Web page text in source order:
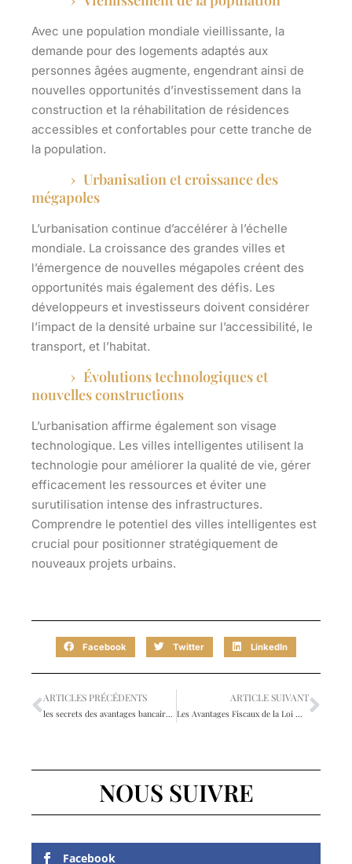
Avec une population mondiale vieillissante, la
demande pour des logements adaptés aux
personnes âgées augmente, engendrant ainsi de
nouvelles opportunités d’investissement dans la
construction et la réhabilitation de résidences
accessibles et confortables pour cette tranche de
la population.
Urbanisation et croissance des
mégapoles
L’urbanisation continue d’accélérer à l’échelle
mondiale. La croissance des grandes villes et
l’émergence de nouvelles mégapoles créent des
opportunités mais également des défis. Les
développeurs et investisseurs doivent considérer
l’impact de la densité urbaine sur l’accessibilité, le
transport, et l’habitat.
Évolutions technologiques et
nouvelles constructions
L’urbanisation affirme également son visage
technologique. Les villes intelligentes utilisent la
technologie pour améliorer la qualité de vie, gérer
efficacement les ressources et éviter une
surutilisation intense des infrastructures.
Comprendre le potentiel des villes intelligentes est
crucial pour positionner stratégiquement de
nouveaux projets urbains.
Facebook Twitter LinkedIn
ARTICLES PRÉCÉDENTS
les secrets des avantages bancaires loi Madelin pour booster vos investissements immobiliers
ARTICLE SUIVANT
Les Avantages Fiscaux de la Loi Madelin : Optimiser vos Investissements Immobiliers
NOUS SUIVRE
Facebook